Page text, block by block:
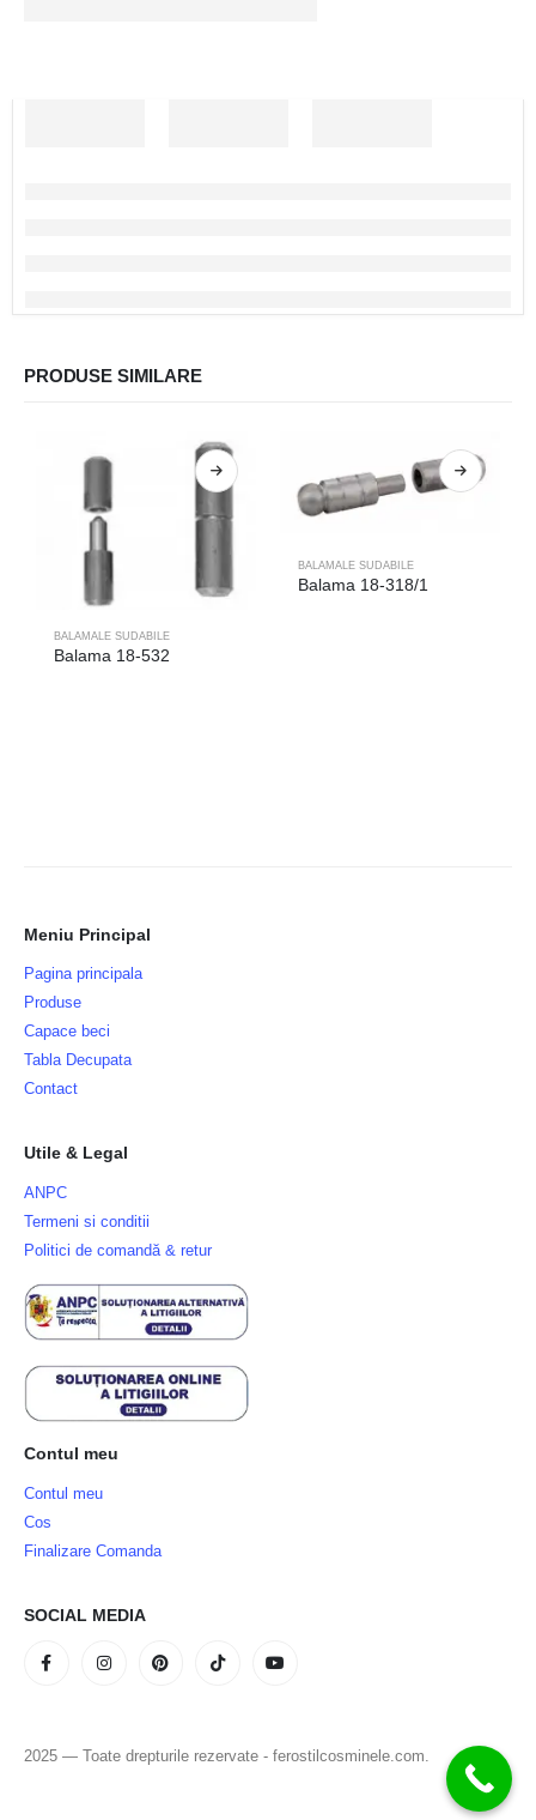
PRODUSE SIMILARE
BALAMALE SUDABILE
Balama 18-532
BALAMALE SUDABILE
Balama 18-318/1
Meniu Principal
Pagina principala
Produse
Capace beci
Tabla Decupata
Contact
Utile & Legal
ANPC
Termeni si conditii
Politici de comandă & retur
Contul meu
Contul meu
Cos
Finalizare Comanda
SOCIAL MEDIA
2025 — Toate drepturile rezervate - ferostilcosminele.com.